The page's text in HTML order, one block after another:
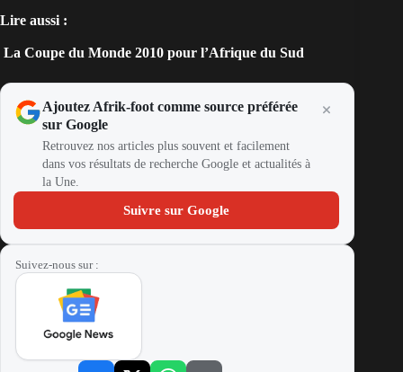
Lire aussi :
La Coupe du Monde 2010 pour l’Afrique du Sud
Ajoutez Afrik-foot comme source préférée
sur Google
Retrouvez nos articles plus souvent et facilement
dans vos résultats de recherche Google et actualités à
la Une.
Suivre sur Google
Suivez-nous sur :